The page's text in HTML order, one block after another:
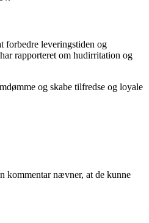
forbedre leveringstiden og
rapporteret om hudirritation og
og skabe tilfredse og loyale
kommentar nævner, at de kunne